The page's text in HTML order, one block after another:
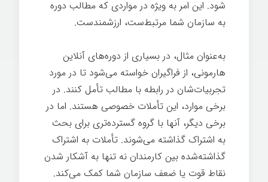
شود. این امر به ویژه در مواردی که مطالب دوره
به سازمان شما مرتبط‌ست، ارزشمندست.
به‌عنوان مثال، در بسیاری از دوره‌های آنلاین
هارمونی، از فراگیران خواسته می‌شود تا در مورد
تجربیات‌شان در رابطه با مطالب تأمل کنند. در
برخی موارد، این تأملات خصوصی هستند. اما در
برخی دیگر، آنها با گروه گسترده‌تری برای بحث
به اشتراک گذاشته می‌شوند. تأملات به اشتراک
گذاشته‌شده بین کارمندان نه تنها به آشکار شدن
نقاط قوت یا ضعف سازمان شما کمک می‌کند.